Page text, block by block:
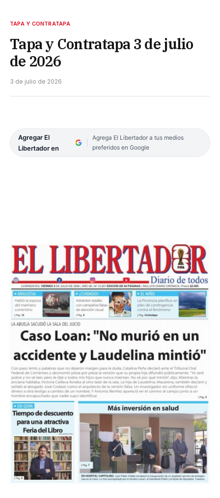
TAPA Y CONTRATAPA
Tapa y Contratapa 3 de julio
de 2026
3 de julio de 2026
Agregar El
Libertador en
Agrega El Libertador a tus medios
preferidos en Google